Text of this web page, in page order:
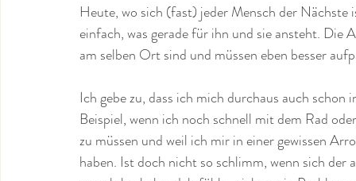
Heute, wo sich (fast) jeder Mensch der
einfach, was gerade für ihn und sie ansteht. Die
am selben Ort sind und müssen eben besser
Ich gebe zu, dass ich mich durchaus auch
Beispiel, wenn ich noch schnell mit dem Rad
zu müssen und weil ich mir in einer gewissen
haben. Ist doch nicht so schlimm, wenn sich